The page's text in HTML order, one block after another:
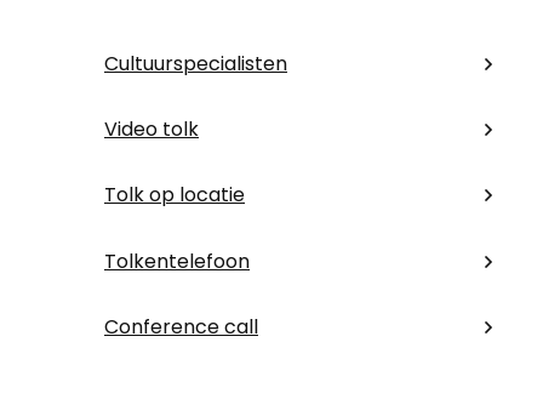
Cultuurspecialisten
Video tolk
Tolk op locatie
Tolkentelefoon
Conference call